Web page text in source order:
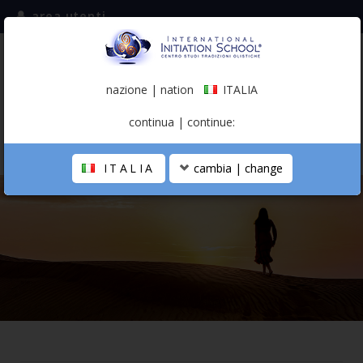
iscriviti alla mailing list
(italiano)
area utenti
LA SCUOLA
nazione | nation ITALIA
continua | continue:
ITALIA cambia | change